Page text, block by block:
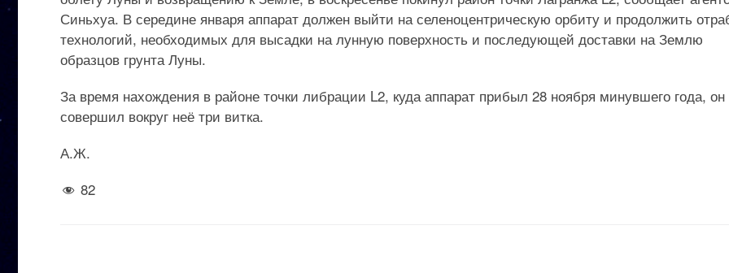
Синьхуа. В середине января аппарат должен выйти на селеноцентрическую орбиту и продолжить
технологий, необходимых для высадки на лунную поверхность и последующей доставки на Землю
образцов грунта Луны.
За время нахождения в районе точки либрации L2, куда аппарат прибыл 28 ноября минувшего года, он
совершил вокруг неё три витка.
А.Ж.
82